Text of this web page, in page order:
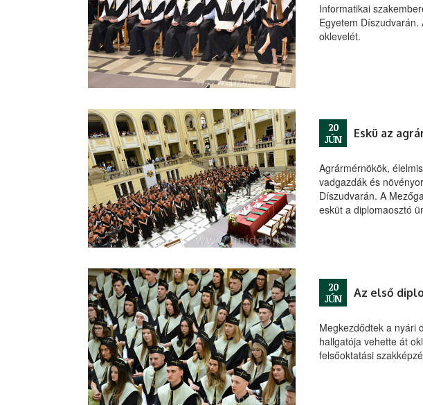
Informatikai
Egyetem
oklevelét.
20
JÚN
Eskü az
Agrármérnökök,
vadgazdák és
Díszudvarán. A
esküt a diplomaosztó
20
JÚN
Az első
Megkezdődtek a nyári
hallgatója vehette át
felsőoktatási